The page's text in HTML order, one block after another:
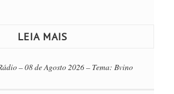
LEIA MAIS
– 08 de Agosto 2026 – Tema: Bvino